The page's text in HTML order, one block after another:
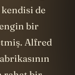
kendisi de
bir
Alfred